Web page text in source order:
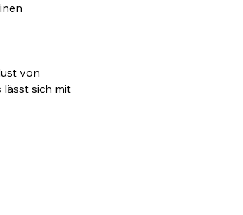
von
sich mit